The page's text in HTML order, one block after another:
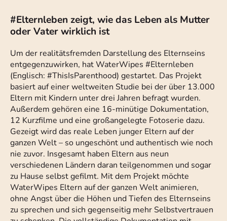
#Elternleben zeigt, wie das Leben als Mutter
oder Vater wirklich ist
Um der realitätsfremden Darstellung des Elternseins
entgegenzuwirken, hat WaterWipes #Elternleben
(Englisch: #ThisIsParenthood) gestartet. Das Projekt
basiert auf einer weltweiten Studie bei der über 13.000
Eltern mit Kindern unter drei Jahren befragt wurden.
Außerdem gehören eine 16-minütige Dokumentation,
12 Kurzfilme und eine großangelegte Fotoserie dazu.
Gezeigt wird das reale Leben junger Eltern auf der
ganzen Welt – so ungeschönt und authentisch wie noch
nie zuvor. Insgesamt haben Eltern aus neun
verschiedenen Ländern daran teilgenommen und sogar
zu Hause selbst gefilmt. Mit dem Projekt möchte
WaterWipes Eltern auf der ganzen Welt animieren,
ohne Angst über die Höhen und Tiefen des Elternseins
zu sprechen und sich gegenseitig mehr Selbstvertrauen